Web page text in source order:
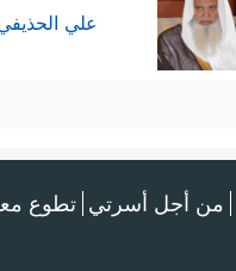
علي
من أجل أسرتي تطوع